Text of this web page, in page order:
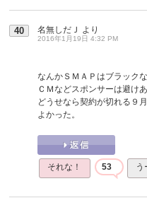
40 名無しだＪ より
2016年1月19日 4:32 PM
なんかＳＭＡＰはブラック
ＣＭなどスポンサーは避けあ
どうせなら契約が切れる９
よかった。
それな！ 53 う